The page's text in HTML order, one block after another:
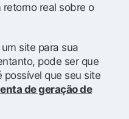
real sobre o
site para sua
pode ser que
possível que seu site
de geração de